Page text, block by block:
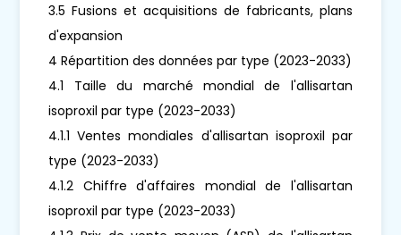
3.5 Fusions et acquisitions de fabricants, plans
d'expansion
4 Répartition des données par type (2023-2033)
4.1 Taille du marché mondial de l'allisartan
isoproxil par type (2023-2033)
4.1.1 Ventes mondiales d'allisartan isoproxil par
type (2023-2033)
4.1.2 Chiffre d'affaires mondial de l'allisartan
isoproxil par type (2023-2033)